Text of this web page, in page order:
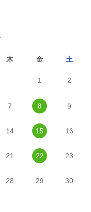
木 金 土
1 2
7 8 9
14 15 16
21 22 23
28 29 30